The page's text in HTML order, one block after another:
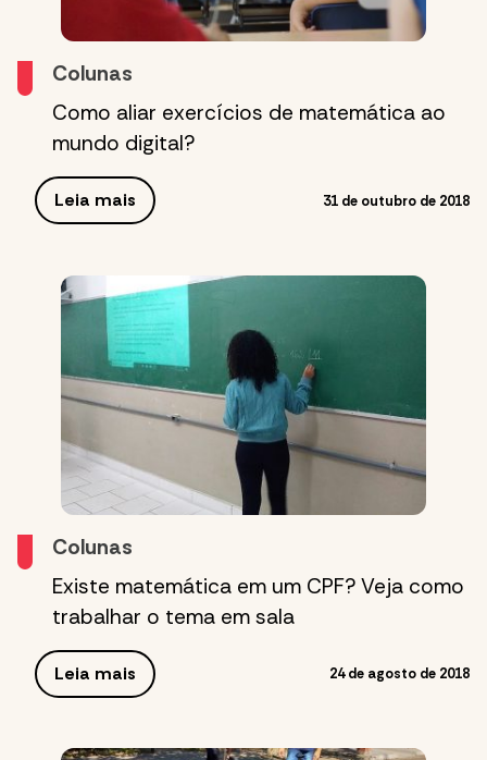
Colunas
Como aliar exercícios de matemática ao
mundo digital?
Leia mais 31 de outubro de 2018
Colunas
Existe matemática em um CPF? Veja como
trabalhar o tema em sala
Leia mais 24 de agosto de 2018